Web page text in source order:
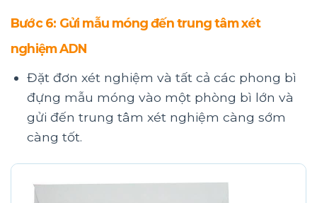
Bước 6: Gửi mẫu móng đến trung tâm xét
nghiệm ADN
Đặt đơn xét nghiệm và tất cả các phong bì
đựng mẫu móng vào một phòng bì lớn và
gửi đến trung tâm xét nghiệm càng sớm
càng tốt.